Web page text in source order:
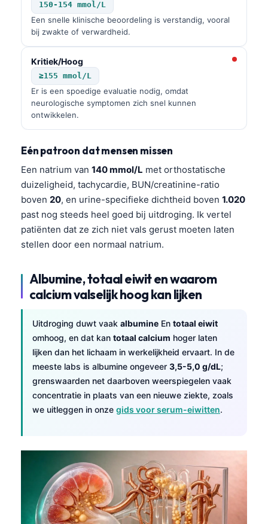
150-154 mmol/L
Een snelle klinische beoordeling is verstandig, vooral
bij zwakte of verwardheid.
Kritiek/Hoog
≥155 mmol/L
Er is een spoedige evaluatie nodig, omdat
neurologische symptomen zich snel kunnen
ontwikkelen.
Eén patroon dat mensen missen
Een natrium van 140 mmol/L met orthostatische
duizeligheid, tachycardie, BUN/creatinine-ratio
boven 20, en urine-specifieke dichtheid boven 1.020
past nog steeds heel goed bij uitdroging. Ik vertel
patiënten dat ze zich niet vals gerust moeten laten
stellen door een normaal natrium.
Albumine, totaal eiwit en waarom
calcium valselijk hoog kan lijken
Uitdroging duwt vaak albumine En totaal eiwit
omhoog, en dat kan totaal calcium hoger laten
lijken dan het lichaam in werkelijkheid ervaart. In de
meeste labs is albumine ongeveer 3,5-5,0 g/dL;
grenswaarden net daarboven weerspiegelen vaak
concentratie in plaats van een nieuwe ziekte, zoals
we uitleggen in onze gids voor serum-eiwitten.
Norsk bokmål